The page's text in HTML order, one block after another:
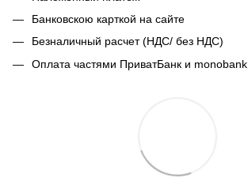
Банковскою карткой на сайте
Безналичный расчет (НДС/ без НДС)
Оплата частями ПриватБанк и monobank